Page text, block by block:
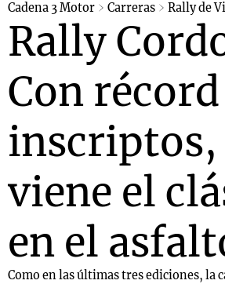
Cadena 3 Motor Carreras Rally de
Rally
Con récord
inscriptos,
viene el
en el
Como en las últimas tres ediciones, la
Mundial 2026